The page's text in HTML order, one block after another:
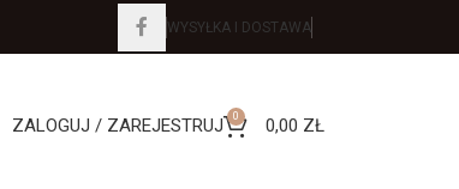
WYSYŁKA I DOSTAWA
ZALOGUJ / ZAREJESTRUJ 0 0,00 ZŁ